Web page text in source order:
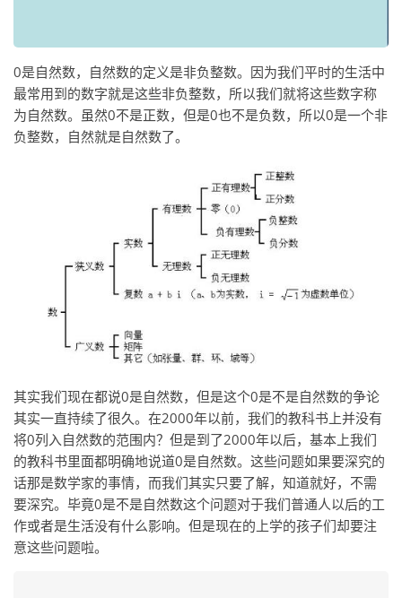
0是自然数，自然数的定义是非负整数。因为我们平时的生活中
最常用到的数字就是这些非负整数，所以我们就将这些数字称
为自然数。虽然0不是正数，但是0也不是负数，所以0是一个非
负整数，自然就是自然数了。
其实我们现在都说0是自然数，但是这个0是不是自然数的争论
其实一直持续了很久。在2000年以前，我们的教科书上并没有
将0列入自然数的范围内？但是到了2000年以后，基本上我们
的教科书里面都明确地说道0是自然数。这些问题如果要深究的
话那是数学家的事情，而我们其实只要了解，知道就好，不需
要深究。毕竟0是不是自然数这个问题对于我们普通人以后的工
作或者是生活没有什么影响。但是现在的上学的孩子们却要注
意这些问题啦。